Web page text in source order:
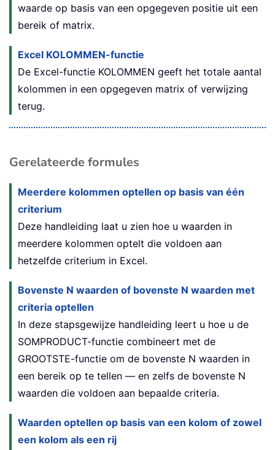
waarde op basis van een opgegeven positie uit een
bereik of matrix.
Excel KOLOMMEN-functie
De Excel-functie KOLOMMEN geeft het totale aantal
kolommen in een opgegeven matrix of verwijzing
terug.
Gerelateerde formules
Meerdere kolommen optellen op basis van één
criterium
Deze handleiding laat u zien hoe u waarden in
meerdere kolommen optelt die voldoen aan
hetzelfde criterium in Excel.
Bovenste N waarden of bovenste N waarden met
criteria optellen
In deze stapsgewijze handleiding leert u hoe u de
SOMPRODUCT-functie combineert met de
GROOTSTE-functie om de bovenste N waarden in
een bereik op te tellen — en zelfs de bovenste N
waarden die voldoen aan bepaalde criteria.
Waarden optellen op basis van een kolom of zowel
een kolom als een rij